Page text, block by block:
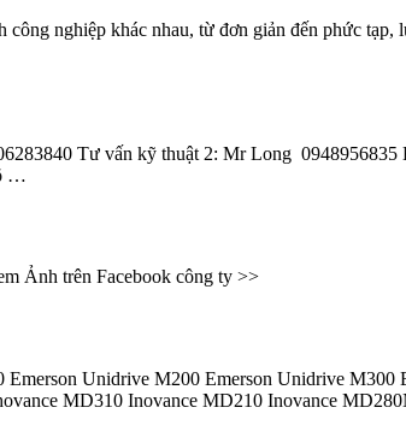
nghiệp khác nhau, từ đơn giản đến phức tạp,
Tư vấn kỹ thuật 2: Mr Long
…
Xem Ảnh trên Facebook công ty >>
Unidrive M200 Emerson Unidrive
MD310 Inovance MD210 Inovance